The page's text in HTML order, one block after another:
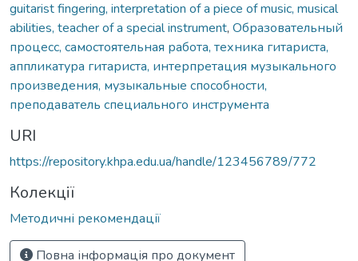
guitarist fingering, interpretation of a piece of music, musical
abilities, teacher of a special instrument, Образовательный
процесс, самостоятельная работа, техника гитариста,
аппликатура гитариста, интерпретация музыкального
произведения, музыкальные способности,
преподаватель специального инструмента
URI
https://repository.khpa.edu.ua/handle/123456789/772
Колекції
Методичні рекомендації
Повна інформація про документ